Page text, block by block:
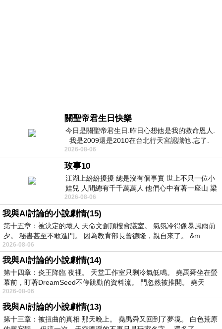
關聖帝君生日快樂
今日是關聖帝君生日.昨日心想他是我的救命恩人.
我是2009還是2010在台北行天宮認識他.忘了.
一個奇摩交友的網友學
2026-08-06
玫事10
江湖上紛紛擾擾 總是沒有個事實 世上不只一位小
娃兒 人間總有千千萬萬人 他們心中有著一座山 梁
山佛山泰華衡恆嵩 一山之高
2026-08-06
我與AI討論的小說劇情(15)
第十五章：被決定的壞人 天命文創頂樓會議室。 氣氛冷得像暴風雨前
夕。 秘書甚至不敢進門。 因為教育部長曾德隆，親自來了。 &m
2026-08-06
我與AI討論的小說劇情(14)
第十四章：炎王降臨 夜裡。 天堂工作室只剩冷氣低鳴。 堯禹舜坐在螢
幕前，盯著DreamSeed不停跳動的資料流。 門忽然被推開。 堯天
2026-08-06
我與AI討論的小說劇情(13)
第十三章：被扭曲的真相 那天晚上。 堯禹舜又回到了夢境。 白色荒原